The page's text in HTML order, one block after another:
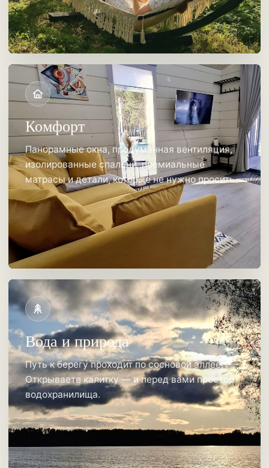
Комфорт
Панорамные окна, продуманная вентиляция,
изолированные спальни, премиальные
матрасы и детали, которые не нужно просить.
Вода и природа
Путь к берегу проходит по сосновой аллее.
Открываете калитку — и перед вами простор
водохранилища.